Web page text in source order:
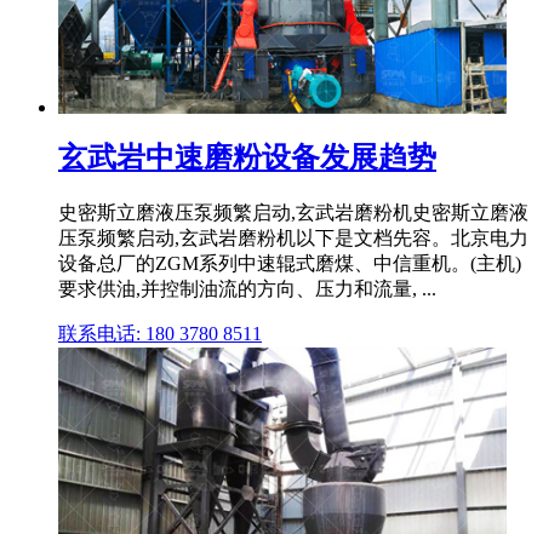
玄武岩中速磨粉设备发展趋势
史密斯立磨液压泵频繁启动,玄武岩磨粉机史密斯立磨液
压泵频繁启动,玄武岩磨粉机以下是文档先容。北京电力
设备总厂的ZGM系列中速辊式磨煤、中信重机。(主机)
要求供油,并控制油流的方向、压力和流量, ...
联系电话: 180 3780 8511